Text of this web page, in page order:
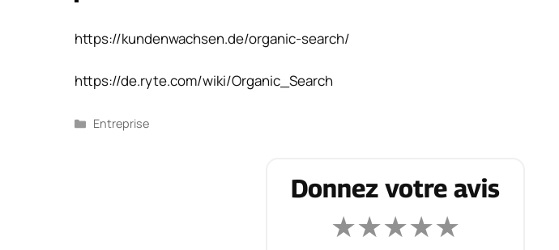
https://kundenwachsen.de/organic-search/
https://de.ryte.com/wiki/Organic_Search
Catégories
Entreprise
Donnez votre avis
★★★★★